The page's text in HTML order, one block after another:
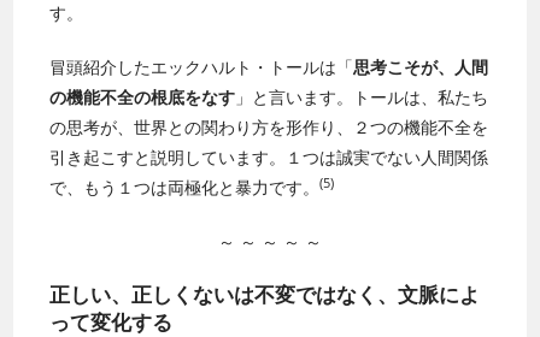
す。
冒頭紹介したエックハルト・トールは「思考こそが、人間
の機能不全の根底をなす 」と言います。トールは、私たち
の思考が、世界との関わり方を形作り、２つの機能不全を
引き起こすと説明しています。１つは誠実でない人間関係
で、もう１つは両極化と暴力です。(5)
～ ～ ～ ～ ～
正しい、正しくないは不変ではなく、文脈によ
って変化する